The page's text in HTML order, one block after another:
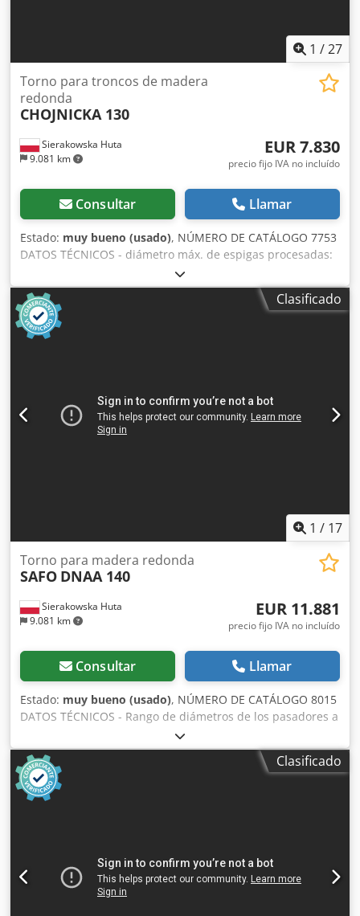
1 /27
Sierakowska Huta
9.081 km
Torno para troncos de madera
redonda
CHOJNICKA 130
EUR 7.830
precio fijo IVA no incluído
Consultar Llamar
Estado: muy bueno (usado), NÚMERO DE CATÁLOGO 7753
DATOS TÉCNICOS - diámetro máx. de espigas procesadas:
130mm - casquillo instalado: 110mm - diámetro máx. del
material de entrada: 160mm - longitud mínima del
material de entrada: 800mm - sobrematerial máximo por
lado: 15mm - motor de accionamiento del cabezal de
cuchillas: 15kW - 3 velocidades de avance +
3100x1400x1500mm - peso: 2100kg Cjdpfx Aiezkhaqj Tjha
VENTAJAS – Producción polaca – Cabezal de 3 cuchillas –
Torneadora de espigas usada, en muy buen estado Precio
Clasificado
1 / 17
Sierakowska Huta
9.081 km
Torno para madera redonda
SAFO DNAA 140
EUR 11.881
precio fijo IVA no incluído
Consultar Llamar
Estado: muy bueno (usado), NÚMERO DE CATÁLOGO 8015
DATOS TÉCNICOS - Rango de diámetros de los pasadores a
mecanizar: 40-140 mm - Diámetro máximo del material de
entrada: 210 mm - Longitud mínima del material de
entrada: 600 mm - Tolerancia máxima de mecanizado por
lado: 30 mm - Casquillo instalado de diámetro 100 mm -
Motor de accionamiento del cabezal de corte: 18,5 kW -
cuchillas - Rodillos de salida de tracción lisos: 6 unidades -
Dimensiones (largo/ancho/alto): 2600x1200x1390 mm -
Peso: 1700 kg VENTAJAS - Fabricación polaca -
Clasificado